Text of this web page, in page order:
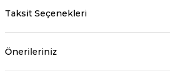
Taksit Seçenekleri
Önerileriniz